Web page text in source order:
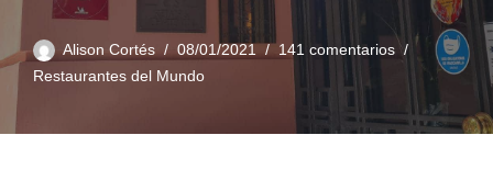
Alison Cortés 08/01/2021
141 comentarios
Restaurantes del Mundo